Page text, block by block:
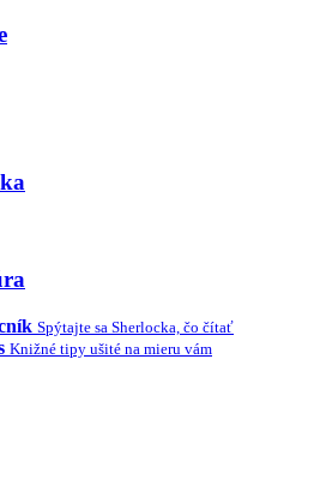
Spýtajte sa Sherlocka, čo čítať
Knižné tipy ušité na mieru vám